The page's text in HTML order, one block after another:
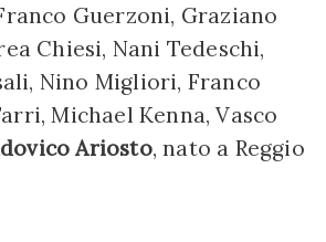
Guerzoni, Graziano
Chiesi, Nani Tedeschi,
Nino Migliori, Franco
Michael Kenna, Vasco
Ariosto, nato a Reggio